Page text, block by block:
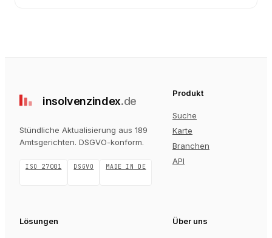
insolvenzindex.de
Stündliche Aktualisierung aus 189
Amtsgerichten. DSGVO-konform.
ISO 27001 DSGVO MADE IN DE
Produkt
Suche
Karte
Branchen
API
Lösungen Über uns